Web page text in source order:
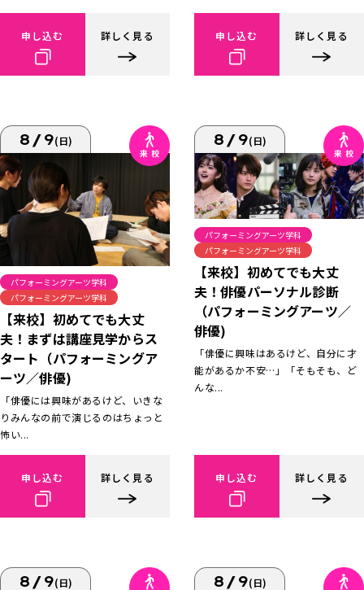
申し込む 詳しく見る 申し込む 詳しく見る
8/9(日)
パフォーミングアーツ学科
パフォーミングアーツ学科
【来校】初めてでも大丈
夫！まずは講座見学からス
タート（パフォーミングア
ーツ／俳優)
「俳優には興味があるけど、いきな
りみんなの前で演じるのはちょっと
怖い...
申し込む 詳しく見る
8/9(日)
パフォーミングアーツ学科
パフォーミングアーツ学科
【来校】初めてでも大丈
夫！俳優パーソナル診断
（パフォーミングアーツ／
俳優)
「俳優に興味はあるけど、自分に才
能があるか不安…」「そもそも、ど
んな...
申し込む 詳しく見る
8/9(日) 8/9(日)